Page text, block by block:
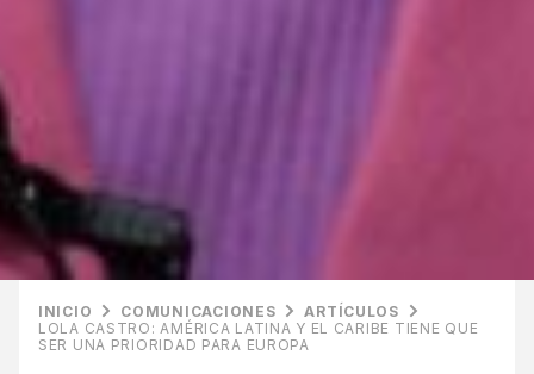
INICIO COMUNICACIONES
ARTÍCULOS
LOLA CASTRO: AMÉRICA LATINA Y EL CARIBE TIENE QUE
SER UNA PRIORIDAD PARA EUROPA